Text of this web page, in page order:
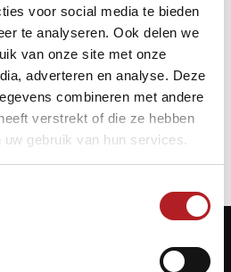
voor social media te bieden
te analyseren. Ook delen we
van onze site met onze
adverteren en analyse. Deze
combineren met andere
verstrekt of die ze hebben
gebruik van hun services.
wordt het NK Pool Senioren
Amsterdam.
zal tijdens Pasen het gehele
in Club 8 te Amsterdam.